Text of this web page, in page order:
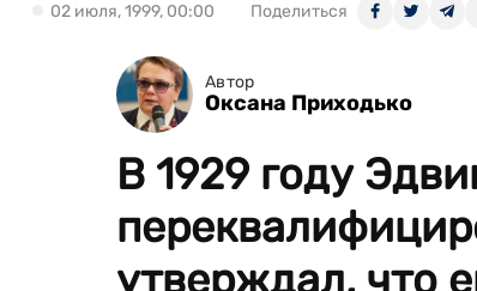
02 июля, 1999, 00:00 Поделиться
Автор
Оксана Приходько
В 1929 году
утверждал, что